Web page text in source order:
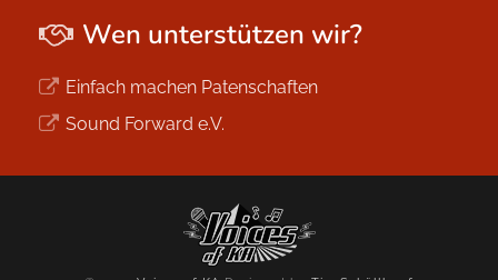
Wen unterstützen wir?
Einfach machen Patenschaften
Sound Forward e.V.